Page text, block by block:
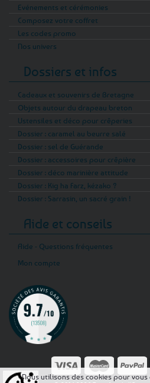
Evénements et cérémonies
Composez votre coffret
Les codes promo
Nos univers
Dossiers et infos
Cadeaux et souvenirs de Bretagne
Objets autour du drapeau breton
Ustensiles et déco pour crêperies
Dossier : caramel au beurre salé
Dossier : sel de Guérande
Dossier : accessoires pour crêpière
Dossier : déco marinière attitude
Dossier : Kig ha Farz, kézako ?
Dossier : Sarrasin, un sacré grain !
Aide et conseils
Aide - Questions fréquentes
Mon compte
Nous utilisons des cookies pour